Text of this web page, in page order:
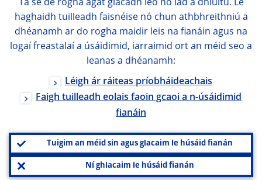
Tá sé de rogha agat glacadh leo nó iad a dhiúltú. Le
haghaidh tuilleadh faisnéise nó chun athbhreithniú a
dhéanamh ar do rogha maidir leis na fianáin agus na
logaí freastalaí a úsáidimid, iarraimid ort an méid seo a
leanas a dhéanamh:
Léigh ár ráiteas príobháideachais
Faigh tuilleadh eolais faoin gcaoi a n-úsáidimid
fianáin
Tuigim an méid sin agus glacaim le húsáid fianán
Ní ghlacaim le húsáid fianán